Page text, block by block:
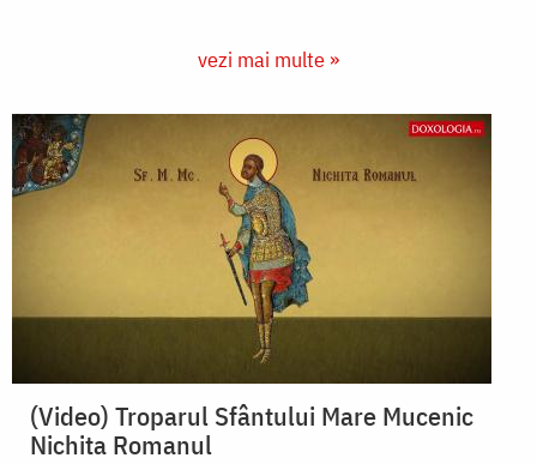
vezi mai multe »
(Video) Troparul Sfântului Mare Mucenic
Nichita Romanul